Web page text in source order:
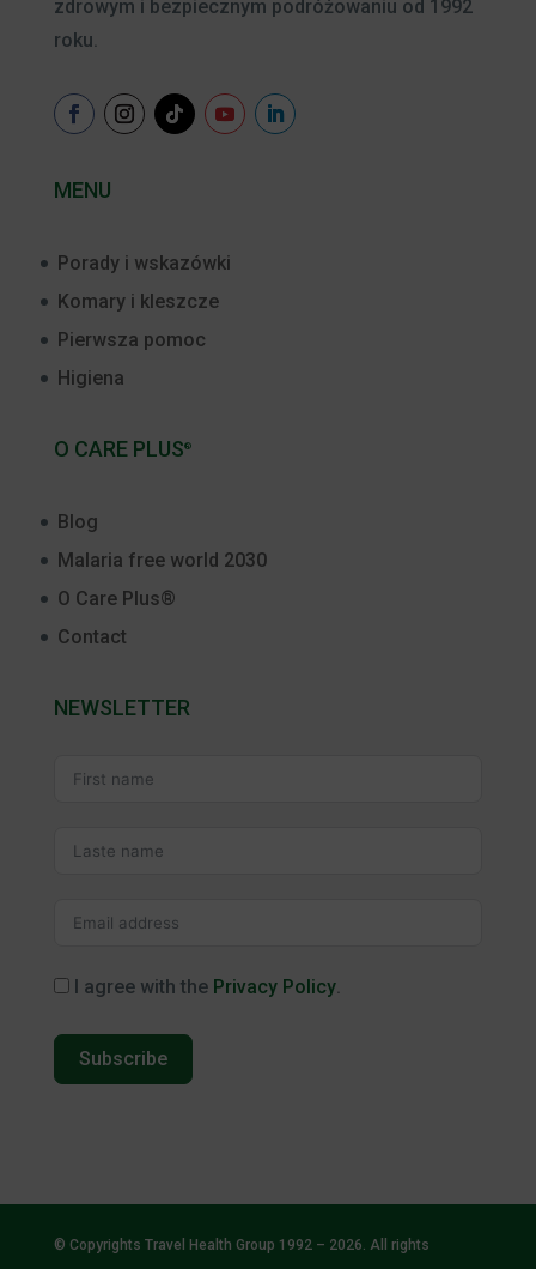
zdrowym i bezpiecznym podróżowaniu od 1992
roku.
MENU
Porady i wskazówki
Komary i kleszcze
Pierwsza pomoc
Higiena
O CARE PLUS®
Blog
Malaria free world 2030
O Care Plus®
Contact
NEWSLETTER
I agree with the Privacy Policy.
Subscribe
© Copyrights Travel Health Group 1992 – 2026. All rights